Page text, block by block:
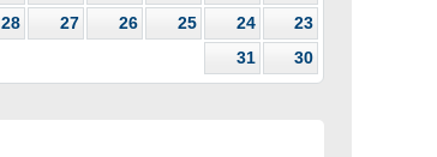
23
24
25
26
27
28
30
31